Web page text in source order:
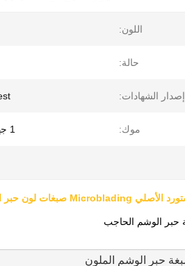
اللون:
حالة:
إصدار الشهادات:
موك: 1 جهاز كمبيوتر شخصى